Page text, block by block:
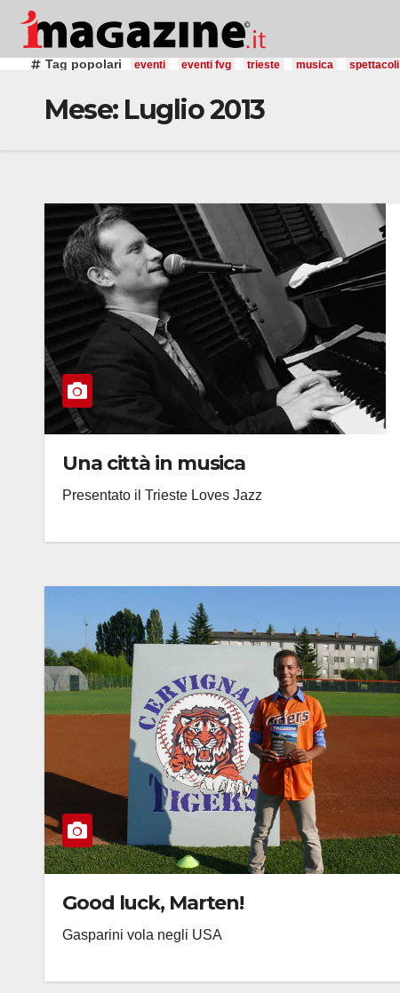
contenuto
Tag popolari eventi eventi fvg trieste musica spettacoli
Mese: Luglio 2013
Una città in musica
Presentato il Trieste Loves Jazz
Good luck, Marten!
Gasparini vola negli USA